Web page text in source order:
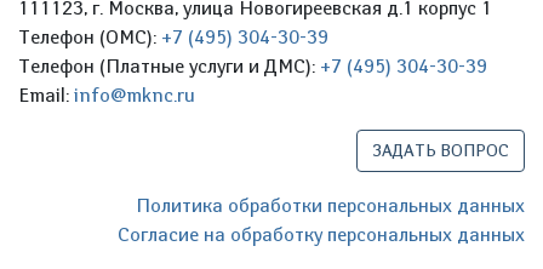
111123, г. Москва, улица Новогиреевская д.1 корпус 1
Телефон (ОМС): +7 (495) 304-30-39
Телефон (Платные услуги и ДМС): +7 (495) 304-30-39
Email: info@mknc.ru
ЗАДАТЬ ВОПРОС
Политика обработки персональных данных
Согласие на обработку персональных данных